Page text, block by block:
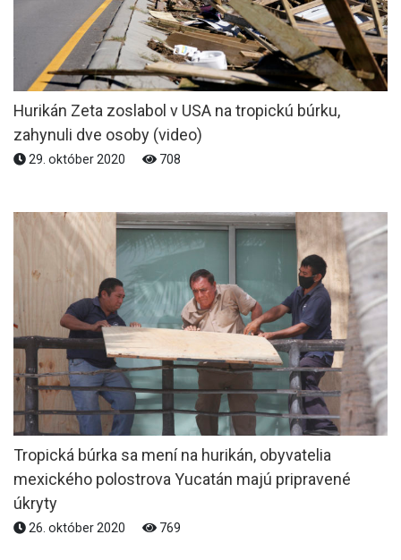
Hurikán Zeta zoslabol v USA na tropickú búrku,
zahynuli dve osoby (video)
29. október 2020 708
Tropická búrka sa mení na hurikán, obyvatelia
mexického polostrova Yucatán majú pripravené
úkryty
26. október 2020 769